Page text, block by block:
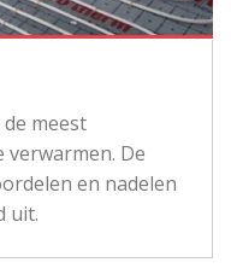
meest
De
en nadelen
uit.